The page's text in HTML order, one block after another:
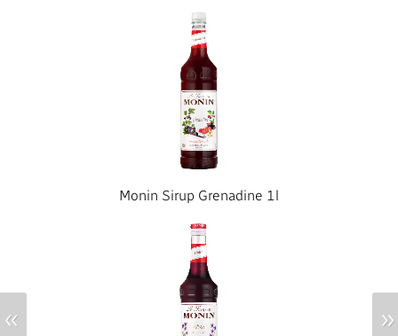
Monin Sirup Grenadine 1l
« »